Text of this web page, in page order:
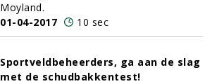
Moyland.
01-04-2017
10 sec
Sportveldbeheerders, ga aan de slag
met de schudbakkentest!